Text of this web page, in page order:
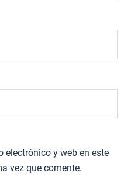
electrónico y web en este
vez que comente.